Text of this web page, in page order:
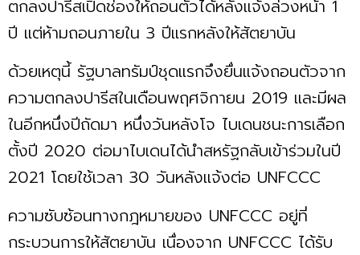
ตกลงปารีสเปิดช่องให้ถอนตัวได้หลังแจ้งล่วงหน้า 1
ปี แต่ห้ามถอนภายใน 3 ปีแรกหลังให้สัตยาบัน
ด้วยเหตุนี้ รัฐบาลทรัมป์ชุดแรกจึงยื่นแจ้งถอนตัวจาก
ความตกลงปารีสในเดือนพฤศจิกายน 2019 และมีผล
ในอีกหนึ่งปีถัดมา หนึ่งวันหลังโจ ไบเดนชนะการเลือก
ตั้งปี 2020 ต่อมาไบเดนได้นำสหรัฐกลับเข้าร่วมในปี
2021 โดยใช้เวลา 30 วันหลังแจ้งต่อ UNFCCC
ความซับซ้อนทางกฎหมายของ UNFCCC อยู่ที่
กระบวนการให้สัตยาบัน เนื่องจาก UNFCCC ได้รับ